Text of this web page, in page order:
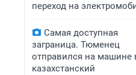
переход на
Самая доступная
заграница. Тюменец
отправился на машине
казахстанский